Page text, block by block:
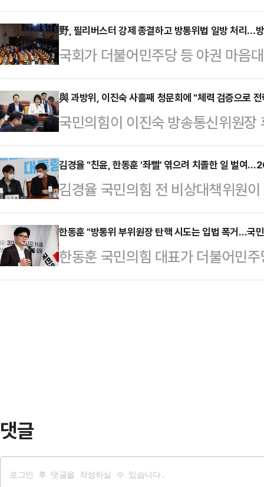
법'에 반대하기 위해 시작된 필리
유는) 방송통신위원회의 행정을 무
제를 유지하도록 해서 (방송통신위
지를 확보하려는 것"이라고 꼬집었
회의장 연단에 올라 더불어민주당
지 6시간 넘게 '방송4법'의 불필요
마자 박 의원은 "내가…
野, 필리버스터 강제 종결하고 방통위법 일방 처리…
국회가 더불어민주당 등 야권 마음
통위 설치법 개정안' 필리버스터(무
를 통과시킨데 이어, 다음 수순으로
은 이 역시 필리버스터에 돌입했지
전망이다.민주당 등 야당은 26일
힘 의원들의 필리버스터를 24시간
설치법 개정안'을 표결에 부쳐 통과
결 직후 방통위 설치법…
與 과방위, 이진숙 사흘째 청문회에 "체력 검증으로
국민의힘이 이진숙 방송통신위원
것에 대해 "정책 도덕성 검증이 체
의힘 소속 과학기술정보방송통신
회 도중 국회 소통관에서 긴급 성명
인사청문회를 이틀 간 한다는 것조
검증이 체력검증으로 바뀌고 있다"
이 다수결로 강행한 이틀 간 청문회
루 넘긴 것"이라며 "청문회 중 일부…
김경율 "친윤, 한동훈 '좌빨' 엮으려 치졸한 일 벌여
김경율 국민의힘 전 비상대책위원
위원장과 입각을 제안했고, 정진석
한 혁신위원장으로부터 혁신위원
서 친윤(친윤석열)들이 한동훈 대
어 공격을 해대는 것을 보고 이 사
한동훈 "방통위 부위원장 탄핵 시도는 입법 폭거…국
한동훈 국민의힘 대표가 더불어민
검법' 부결과 관련해 국민의힘 의원
댓글